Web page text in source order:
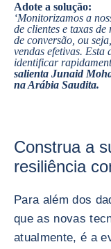
Adote a solução:
‘Monitorizamos a
de clientes e taxas
de conversão, ou
vendas efetivas. Esta
identificar
salienta Junaid
na Arábia Saudita.
Construa a
resiliência
Para além dos
que as novas
atualmente, é a